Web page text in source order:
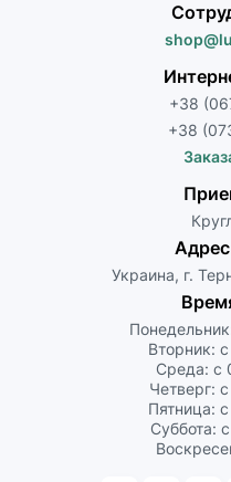
+38
+38
Адрес
Украина, г.
Вторник:
Среда: с
Четверг:
Пятница:
Суббота: